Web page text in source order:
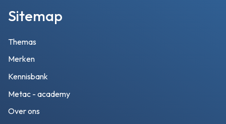
Sitemap
Themas
Merken
Kennisbank
Metac - academy
Over ons